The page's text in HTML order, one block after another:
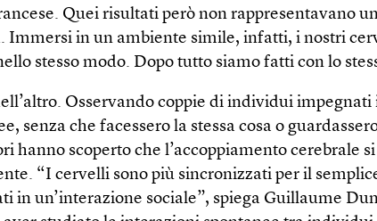
Quei risultati però non rappresentavano
Immersi in un ambiente simile, infatti, i nostri
stesso modo. Dopo tutto siamo fatti con lo
Osservando coppie di individui
senza che facessero la stessa cosa o
hanno scoperto che l’accoppiamento cerebrale
“I cervelli sono più sincronizzati per il
in un’interazione sociale”, spiega Guillaume